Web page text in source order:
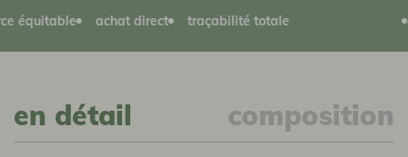
achat direct traçabilité totale
en détail composition